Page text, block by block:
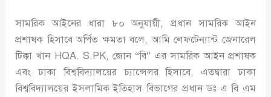
সামরিক আইনের ধারা ৮০ অনুযায়ী, প্রধান সামরিক আইন
প্রশাষক হিসাবে অর্পিত ক্ষমতা বলে, আমি লেফটেন্যান্ট জেনারেল
টিক্কা খান HQA. S.PK, জোন “বি” এর সামরিক আইন প্রশাষক
এবং ঢাকা বিশ্ববিদ্যালয়ের চ্যান্সেলর হিসাবে, এতদ্বারা ঢাকা
বিশ্ববিদ্যালয়ের ইসলামিক ইতিহাস বিভাগের প্রধান ডঃ এ বি এম